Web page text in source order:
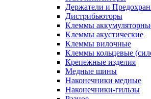
Держатели и
Дистрибьюторы
Клеммы
Клеммы акустические
Клеммы вилочные
Клеммы кольцевые
Крепежные изделия
Медные шины
Наконечники медные
Наконечники-гильзы